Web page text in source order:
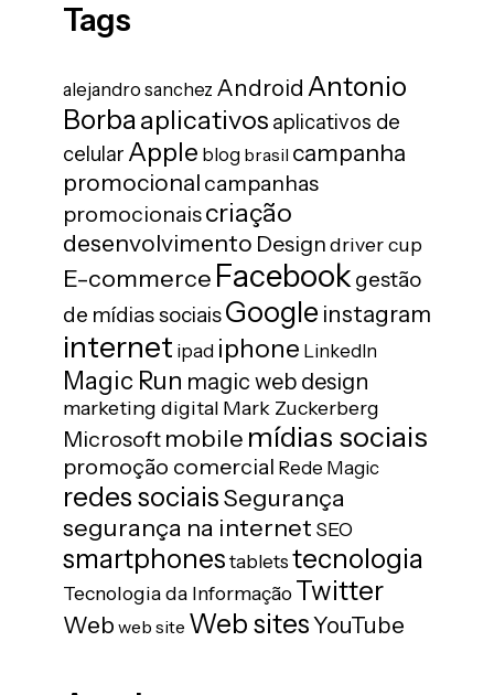
Tags
alejandro sanchez Android Antonio
Borbaaplicativos aplicativos de
celular Apple blog brasil campanha
promocional campanhas
promocionaiscriação
desenvolvimento Designdriver cup
E-commerce Facebookgestão
de mídias sociaisGoogle instagram
internet ipad iphone LinkedIn
Magic Run magic web design
marketing digital Mark Zuckerberg
Microsoft mobile mídias sociais
promoção comercial Rede Magic
redes sociaisSegurança
segurança na internet SEO
smartphones tablets tecnologia
Tecnologia da Informação Twitter
Web web site Web sitesYouTube